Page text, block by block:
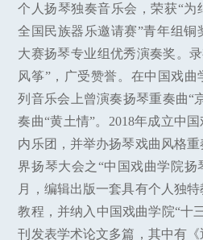
个人扬琴独奏音乐会，荣获“为
全国民族器乐邀请赛”青年组铜
大赛扬琴专业组优秀演奏奖。
风筝”，广受赞誉。在中国戏曲
列音乐会上曾演奏扬琴重奏曲“
奏曲“黄土情”。2018年成立中
内乐团，并举办扬琴戏曲风格
界扬琴大会之“中国戏曲学院扬
月，编辑出版一套具有个人独
教程，并纳入中国戏曲学院“十
刊发表学术论文多篇，其中有